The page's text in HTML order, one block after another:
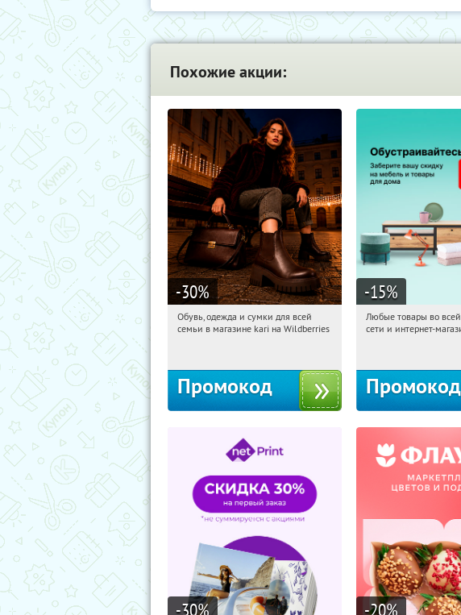
Похожие акции:
-30%
08:18:25 Получили:
Обувь, одежда и сумки для всей
семьи в магазине kari на Wildberries
Промокод
-15%
08:18:25
Любые товары во
сети и интернет-
Промокод
-30% -20%